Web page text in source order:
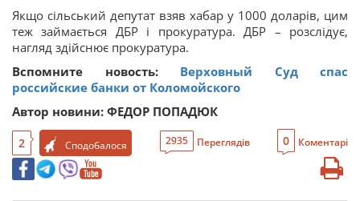
Якщо сільський депутат взяв хабар у 1000 доларів, цим
теж займається ДБР і прокуратура. ДБР – розслідує,
нагляд здійснює прокуратура.
Вспомните новость: Верховный Суд спас
российские банки от Коломойского
Автор новини: ФЕДОР ПОПАДЮК
2 Сподобалося 2935 Переглядів 0 Коментарі